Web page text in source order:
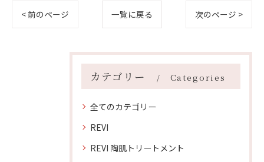
< 前のページ 一覧に戻る 次のページ >
カテゴリー Categories
全てのカテゴリー
REVI
REVI 陶肌トリートメント